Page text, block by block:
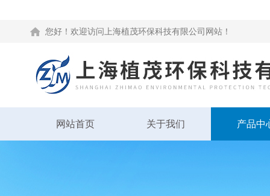
您好！欢迎访问上海植茂环保科技有限公司网站！
网站首页 关于我们 产品中